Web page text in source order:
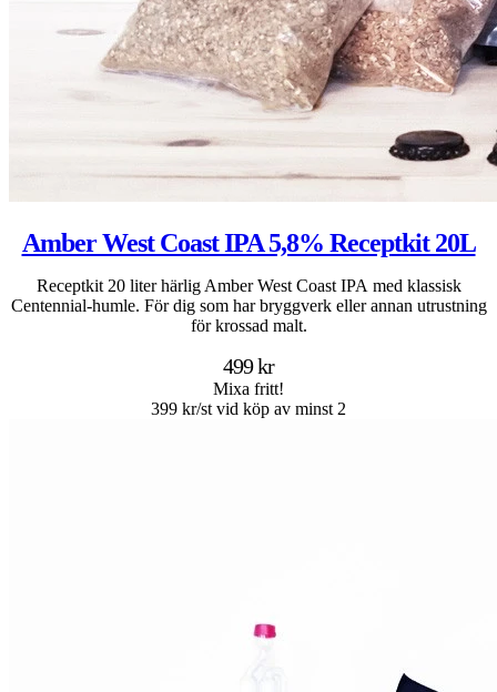
Amber West Coast IPA 5,8% Receptkit 20L
Receptkit 20 liter härlig Amber West Coast IPA med klassisk
Centennial-humle. För dig som har bryggverk eller annan utrustning
för krossad malt.
499 kr
Mixa fritt!
399 kr/st vid köp av minst 2